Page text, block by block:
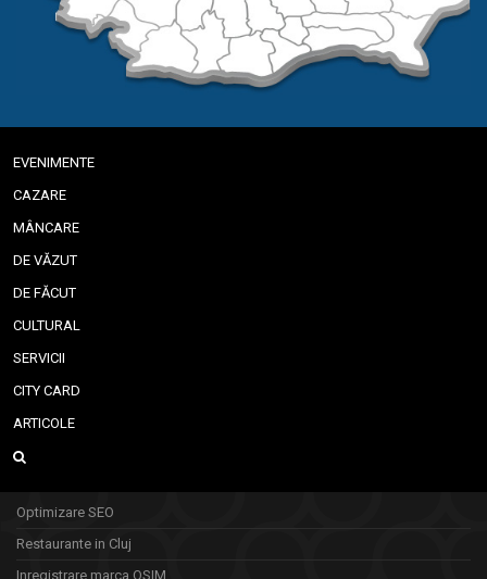
EVENIMENTE
CAZARE
MÂNCARE
DE VĂZUT
DE FĂCUT
CULTURAL
SERVICII
CITY CARD
ARTICOLE
Optimizare SEO
Restaurante in Cluj
Inregistrare marca OSIM